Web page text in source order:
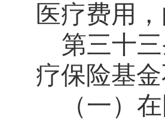
医疗费用
第三十
疗保险基
（一）